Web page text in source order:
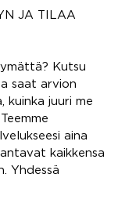
JA TILAA
Kutsu
saat arvion
kuinka juuri me
aina
kaikkensa
Yhdessä